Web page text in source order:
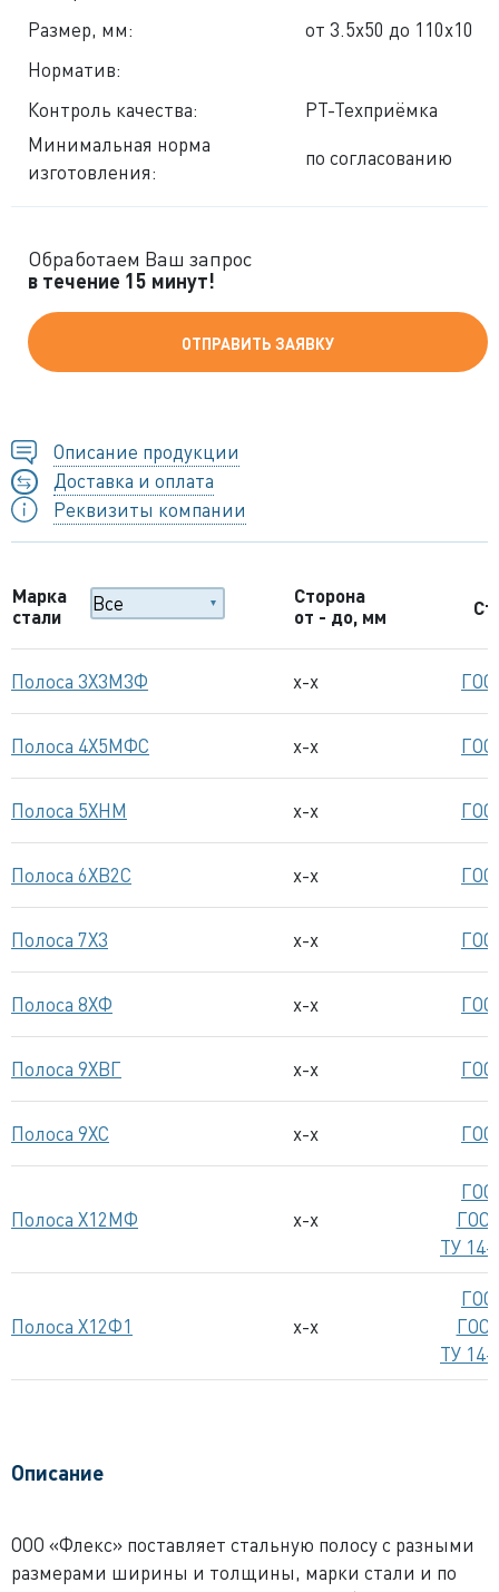
Размер, мм:
от 3.5x50 до 110x10
Норматив:
Контроль качества:
РТ-Техприёмка
Минимальная норма
изготовления:
по согласованию
Обработаем Ваш запрос
в течение 15 минут!
ОТПРАВИТЬ ЗАЯВКУ
Описание продукции
Доставка и оплата
Реквизиты компании
Марка
стали
Сторона
от - до, мм
Полоса 3Х3М3Ф x-x
Полоса 4Х5МФС x-x
Полоса 5ХНМ x-x
Полоса 6ХВ2С x-x
Полоса 7Х3 x-x
Полоса 8ХФ x-x
Полоса 9ХВГ x-x
Полоса 9ХС x-x
Полоса Х12МФ x-x
ТУ 14-
Полоса Х12Ф1 x-x
ТУ 14-
Описание
ООО «Флекс» поставляет стальную полосу с разными
размерами ширины и толщины, марки стали и по